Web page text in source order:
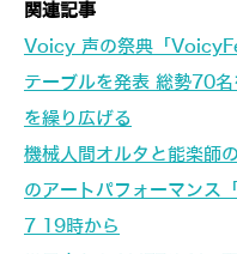
関連記事
Voicy 声の祭典「
テーブルを発表 総勢70
を繰り広げる
機械人間オルタと能楽師
のアートパフォーマン
7 19時から